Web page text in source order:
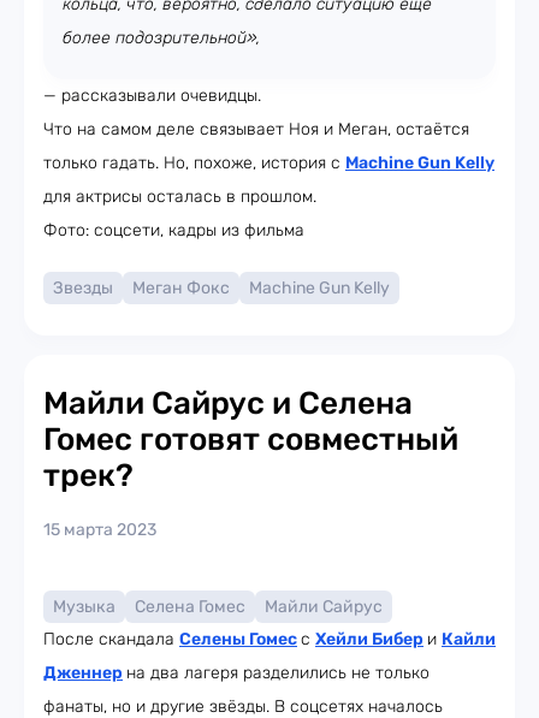
кольца, что, вероятно, сделало ситуацию ещё
более подозрительной»,
— рассказывали очевидцы.
Что на самом деле связывает Ноя и Меган, остаётся
только гадать. Но, похоже, история с Machine Gun Kelly
для актрисы осталась в прошлом.
Фото: соцсети, кадры из фильма
Звезды Меган Фокс Machine Gun Kelly
Майли Сайрус и Селена
Гомес готовят совместный
трек?
15 марта 2023
Музыка Селена Гомес
Майли Сайрус
После скандала Селены Гомесс Хейли Бибер и Кайли
Дженнер на два лагеря разделились не только
фанаты, но и другие звёзды. В соцсетях началось